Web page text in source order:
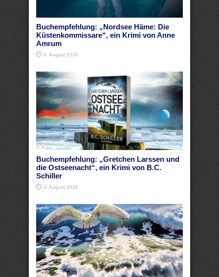
Buchempfehlung: „Nordsee Häme: Die
Küstenkommissare“, ein Krimi von Anne
Amrum
8. August 2026
Buchempfehlung: „Gretchen Larssen und
die Ostseenacht“, ein Krimi von B.C.
Schiller
3. August 2026